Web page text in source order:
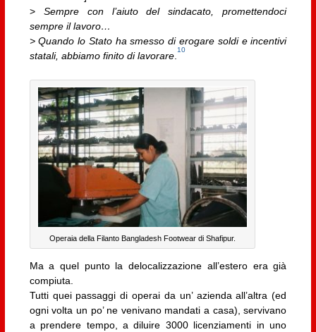
> Sempre con l’aiuto del sindacato, promettendoci
sempre il lavoro…
> Quando lo Stato ha smesso di erogare soldi e incentivi
statali, abbiamo finito di lavorare.
10
Operaia della Filanto Bangladesh Footwear di Shafipur.
Ma a quel punto la delocalizzazione all’estero era già
compiuta.
Tutti quei passaggi di operai da un’ azienda all’altra (ed
ogni volta un po’ ne venivano mandati a casa), servivano
a prendere tempo, a diluire 3000 licenziamenti in uno